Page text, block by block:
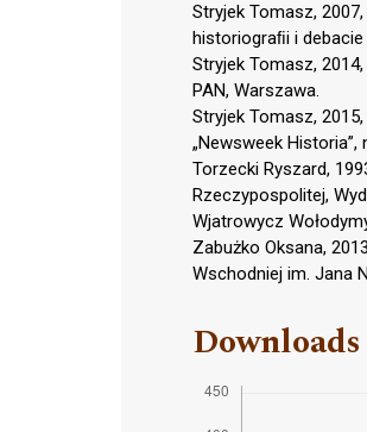
Stryjek Tomasz,
historiograﬁi i
Stryjek Tomasz,
PAN, Warszawa.
Stryjek Tomasz,
„Newsweek Historia”,
Torzecki Ryszard,
Rzeczypospolitej,
Wjatrowycz
Zabużko Oksana,
Wschodniej im. Jana
Downloads